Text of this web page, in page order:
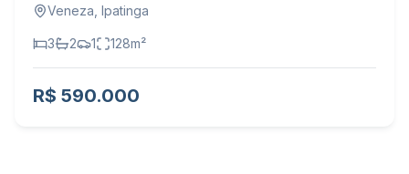
Veneza Ipatinga
3 2 1 128m²
R$ 590.000